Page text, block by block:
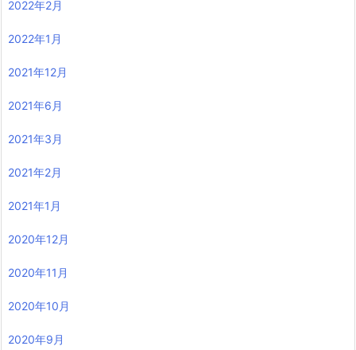
2022年2月
2022年1月
2021年12月
2021年6月
2021年3月
2021年2月
2021年1月
2020年12月
2020年11月
2020年10月
2020年9月